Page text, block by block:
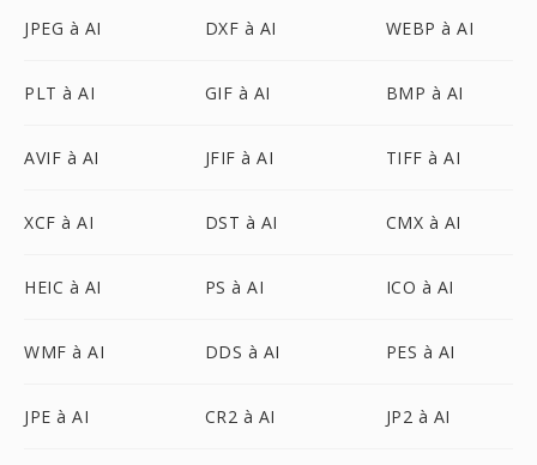
JPEG à AI DXF à AI WEBP à AI
PLT à AI GIF à AI BMP à AI
AVIF à AI JFIF à AI TIFF à AI
XCF à AI DST à AI CMX à AI
HEIC à AI PS à AI ICO à AI
WMF à AI DDS à AI PES à AI
JPE à AI CR2 à AI JP2 à AI